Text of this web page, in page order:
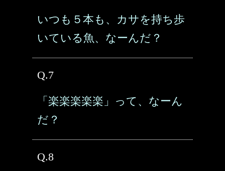
いつも５本も、カサを持ち歩
いている魚、なーんだ？
Q.7
「楽楽楽楽楽」って、なーん
だ？
Q.8